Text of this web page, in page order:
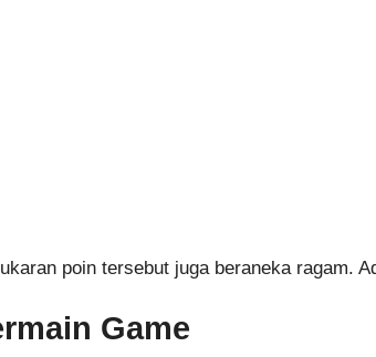
poin tersebut juga beraneka ragam.
Game